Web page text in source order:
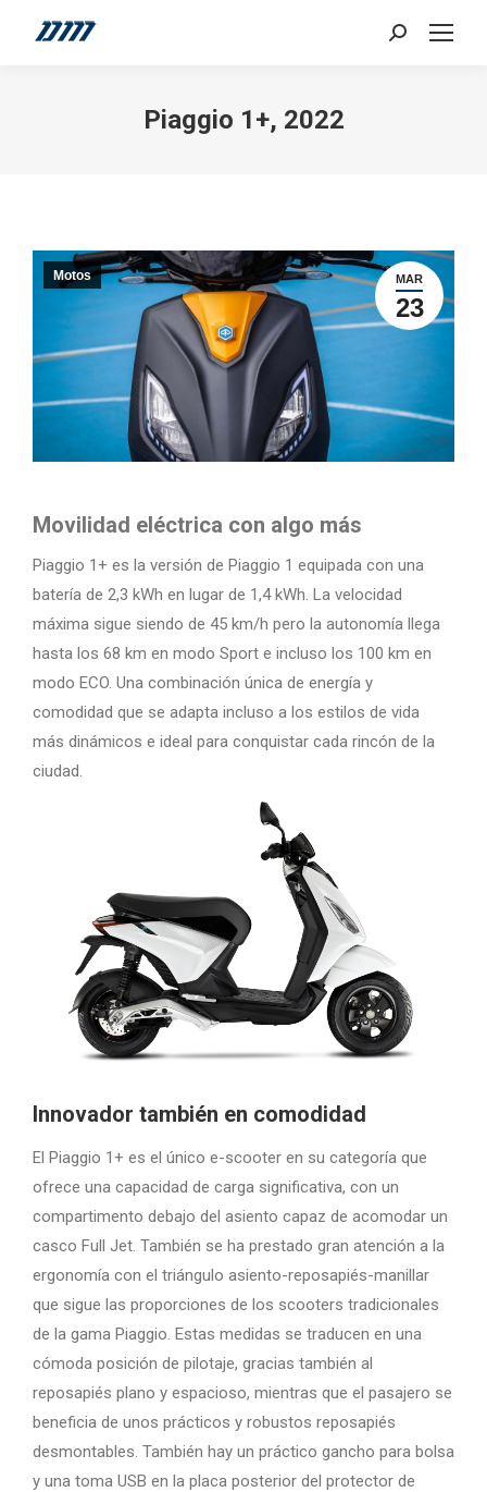
Search:
Piaggio 1+, 2022
MAR
23
Motos
Movilidad eléctrica con algo más
Piaggio 1+ es la versión de Piaggio 1 equipada con una
batería de 2,3 kWh en lugar de 1,4 kWh. La velocidad
máxima sigue siendo de 45 km/h pero la autonomía llega
hasta los 68 km en modo Sport e incluso los 100 km en
modo ECO. Una combinación única de energía y
comodidad que se adapta incluso a los estilos de vida
más dinámicos e ideal para conquistar cada rincón de la
ciudad.
Innovador también en comodidad
El Piaggio 1+ es el único e-scooter en su categoría que
ofrece una capacidad de carga significativa, con un
compartimento debajo del asiento capaz de acomodar un
casco Full Jet. También se ha prestado gran atención a la
ergonomía con el triángulo asiento-reposapiés-manillar
que sigue las proporciones de los scooters tradicionales
de la gama Piaggio. Estas medidas se traducen en una
cómoda posición de pilotaje, gracias también al
reposapiés plano y espacioso, mientras que el pasajero se
beneficia de unos prácticos y robustos reposapiés
desmontables. También hay un práctico gancho para bolsa
y una toma USB en la placa posterior del protector de